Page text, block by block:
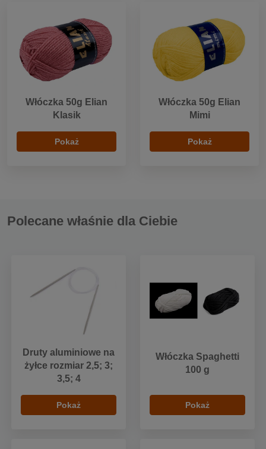
Włóczka 50g Elian
Klasik
Pokaż
Włóczka 50g Elian
Mimi
Pokaż
Polecane właśnie dla Ciebie
Druty aluminiowe na
żyłce rozmiar 2,5; 3;
3,5; 4
Pokaż
Włóczka Spaghetti
100 g
Pokaż